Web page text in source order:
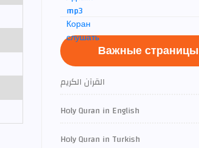
Важные страницы
القرآن الكريم
Holy Quran in English
Holy Quran in Turkish